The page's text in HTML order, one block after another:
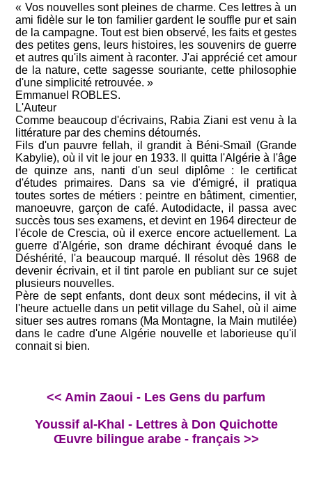
« Vos nouvelles sont pleines de charme. Ces lettres à un
ami fidèle sur le ton familier gardent le souffle pur et sain
de la campagne. Tout est bien observé, les faits et gestes
des petites gens, leurs histoires, les souvenirs de guerre
et autres qu'ils aiment à raconter. J'ai apprécié cet amour
de la nature, cette sagesse souriante, cette philosophie
d'une simplicité retrouvée. »
Emmanuel ROBLES.
L'Auteur
Comme beaucoup d'écrivains, Rabia Ziani est venu à la
littérature par des chemins détournés.
Fils d'un pauvre fellah, il grandit à Béni-Smaïl (Grande
Kabylie), où il vit le jour en 1933. Il quitta l'Algérie à l'âge
de quinze ans, nanti d'un seul diplôme : le certificat
d'études primaires. Dans sa vie d'émigré, il pratiqua
toutes sortes de métiers : peintre en bâtiment, cimentier,
manoeuvre, garçon de café. Autodidacte, il passa avec
succès tous ses examens, et devint en 1964 directeur de
l'école de Crescia, où il exerce encore actuellement. La
guerre d'Algérie, son drame déchirant évoqué dans le
Déshérité, l'a beaucoup marqué. Il résolut dès 1968 de
devenir écrivain, et il tint parole en publiant sur ce sujet
plusieurs nouvelles.
Père de sept enfants, dont deux sont médecins, il vit à
l'heure actuelle dans un petit village du Sahel, où il aime
situer ses autres romans (Ma Montagne, la Main mutilée)
dans le cadre d'une Algérie nouvelle et laborieuse qu'il
connait si bien.
<< Amin Zaoui - Les Gens du parfum
Youssif al-Khal - Lettres à Don Quichotte
Œuvre bilingue arabe - français >>